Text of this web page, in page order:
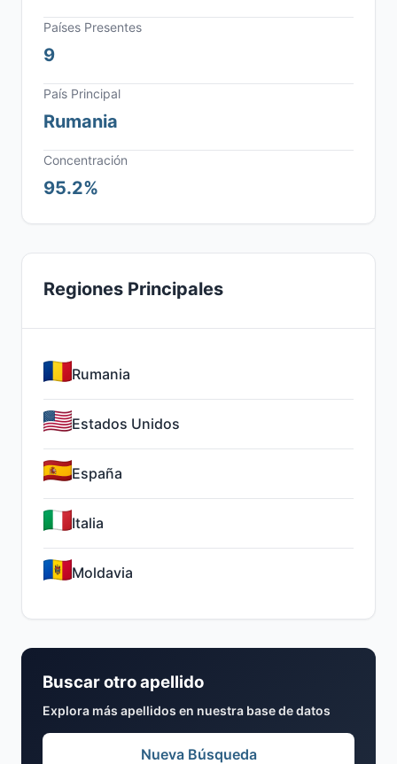
Países Presentes
9
País Principal
Rumania
Concentración
95.2%
Regiones Principales
Rumania
Estados Unidos
España
Italia
Moldavia
Buscar otro apellido
Explora más apellidos en nuestra base de datos
Nueva Búsqueda